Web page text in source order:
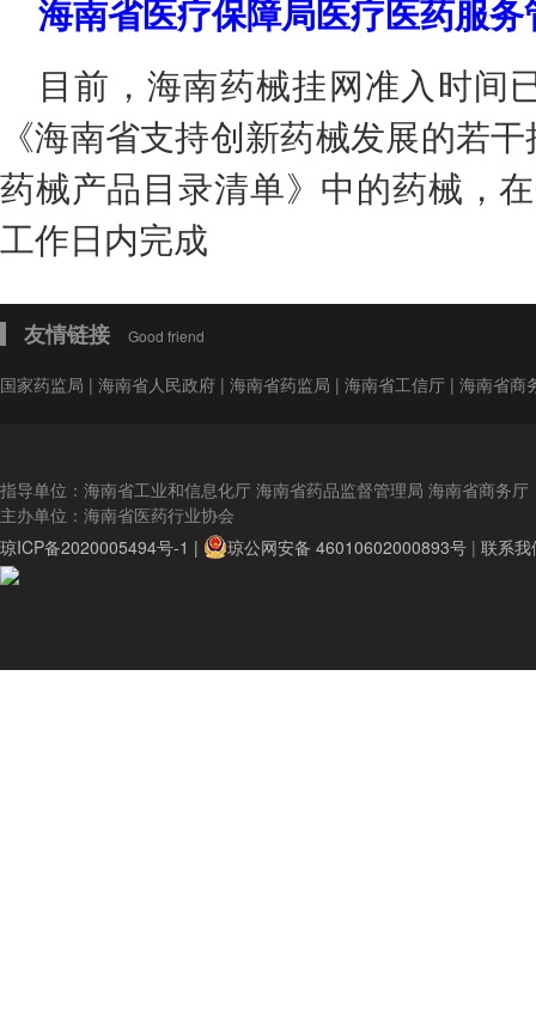
海南省医疗保障局医疗医药服
目前，海南药械挂网准入时间
《海南省支持创新药械发展的若
药械产品目录清单》中的药械，
工作日内完成
友情链接 Good friend
国家药监局 | 海南省人民政府 | 海南省药监局 | 海南省工信厅 | 海南省商
指导单位：海南省工业和信息化厅 海南省药品监督管理局 海南省商务厅
主办单位：海南省医药行业协会
琼ICP备2020005494号-1 |
琼公网安备 46010602000893号 | 联系我